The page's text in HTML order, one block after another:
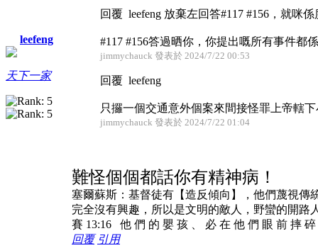
leefeng
天下一家
回覆 leefeng 放棄左回答#117 #156，就咪
#117 #156答過晒你，你提出嘅所有事件都
jimmychauck 發表於 2024/7/22 00:53
回覆 leefeng
只攞一個交通意外個案來間接怪罪上帝轄
jimmychauck 發表於 2024/7/22 01:04
難怪個個都話你有精神病！
塞爾蘇斯：基督徒有【造反傾向】，他們蔑視傳
完全沒有興趣，所以是文明的敵人，野蠻的開路
賽 13:16 他 們 的 嬰 孩 、 必 在 他 們 眼 前 摔
回覆 引用